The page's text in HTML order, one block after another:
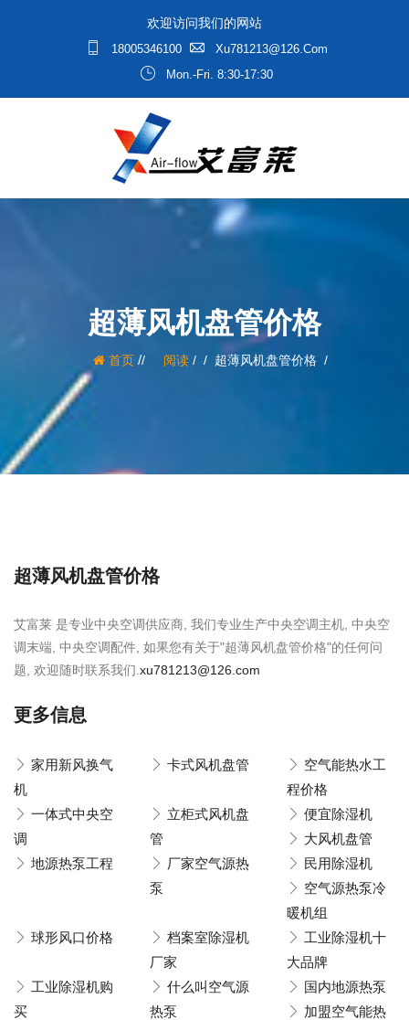
欢迎访问我们的网站
18005346100
Xu781213@126.com
Mon.-Fri. 8:30-17:30
超薄风机盘管价格
首页/ 阅读/ 超薄风机盘管价格
超薄风机盘管价格
艾富莱 是专业中央空调供应商, 我们专业生产中央空调主机, 中央空
调末端, 中央空调配件, 如果您有关于"超薄风机盘管价格"的任何问
题, 欢迎随时联系我们. xu781213@126.com
更多信息
家用新风换气
机
卡式风机盘管
空气能热水工
程价格
一体式中央空
调
立柜式风机盘
管
便宜除湿机
大风机盘管
地源热泵工程
厂家空气源热
泵
民用除湿机
空气源热泵冷
暖机组
球形风口价格
档案室除湿机
厂家
工业除湿机十
大品牌
工业除湿机购
买
什么叫空气源
热泵
国内地源热泵
加盟空气能热